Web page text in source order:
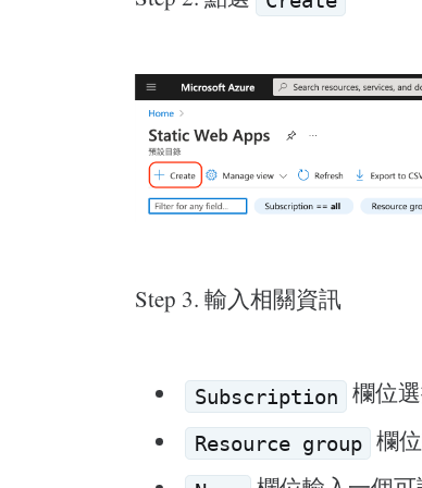
Step 3. 輸入相關資訊
Subscription 欄位
Resource group 欄